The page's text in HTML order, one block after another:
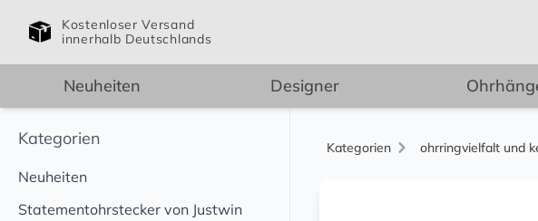
Kostenloser Versand
innerhalb Deutschlands
Neuheiten Designer
Kategorien
Neuheiten
Statementohrstecker von Justwin
Kategorien ohrringvielfalt und